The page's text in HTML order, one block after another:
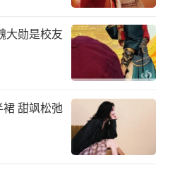
难分胜负。
大勋是校友
甜飒松弛